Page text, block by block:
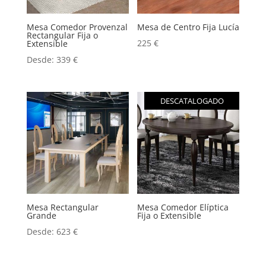
Mesa Comedor Provenzal
Rectangular Fija o
Extensible
Desde: 339 €
Mesa de Centro Fija Lucía
225€
Mesa Rectangular
Grande
Desde: 623 €
DESCATALOGADO
Mesa Comedor Elíptica
Fija o Extensible